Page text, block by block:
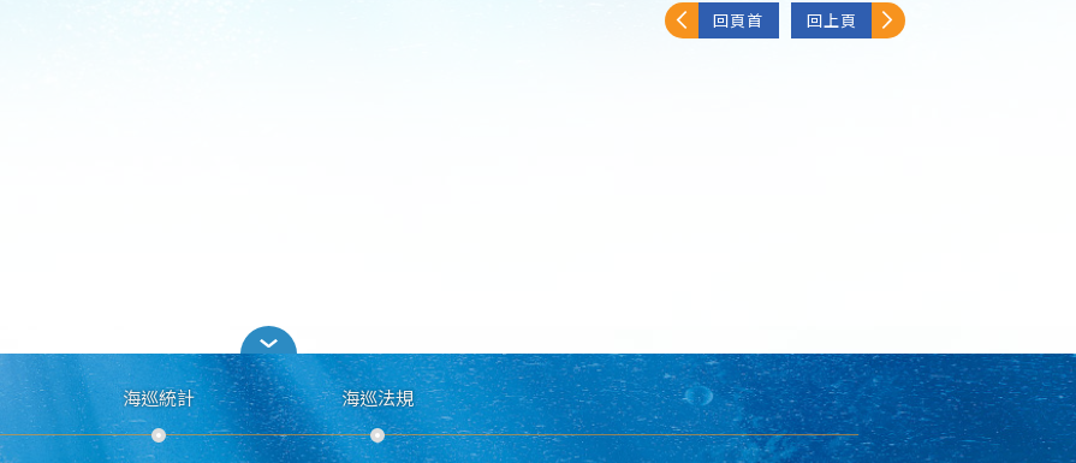
回頁首 回上頁
海巡統計 海巡法規